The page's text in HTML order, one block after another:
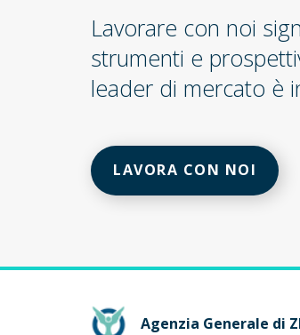
Lavorare con noi
strumenti e
leader di mercato è
LAVORA CON NOI
Agenzia Generale di